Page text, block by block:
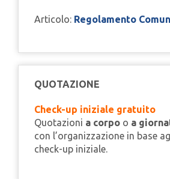
Articolo: Regolamento
QUOTAZIONE
Check-up iniziale gratuito
Quotazioni a corpo o a
con l’organizzazione in base
check-up iniziale.